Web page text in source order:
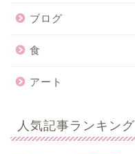
ブログ
食
アート
人気記事ランキング